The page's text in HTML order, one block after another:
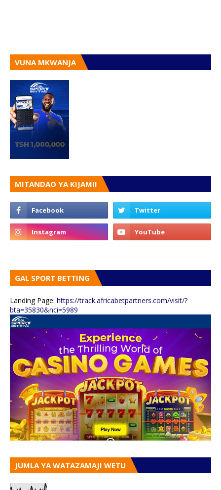
VUNA MKWANJA
MITANDAO YA KIJAMII
GAL SPORT BETTING
Landing Page: https://track.africabetpartners.com/visit/?
bta=35830&nci=5989
JUMLA YA WATAZAMAJI WETU